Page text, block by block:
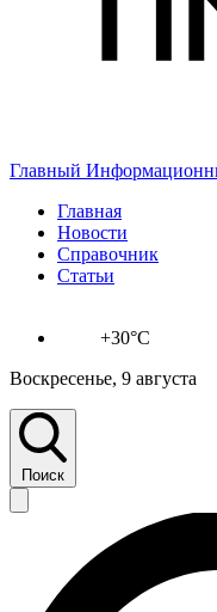
Главный
Главная
Новости
Справочник
Статьи
+30°C
Воскресенье, 9 августа
Поиск